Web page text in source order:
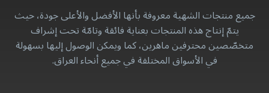
جميع منتجات الشهية معروفة بأنها الأفضل والأعلى جودة، حيث
يتمّ إنتاج هذه المنتجات بعناية فائقة وتامّة تحت إشراف
متخصّصين محترفين ماهرين، كما ويمكن الوصول إليها بسهولة
في الأسواق المختلفة في جميع أنحاء العراق.